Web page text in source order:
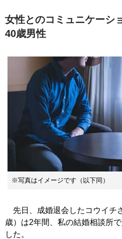
女性とのコミュニケーシ
40歳男性
※写真はイメージです（以下同）
先日、成婚退会したコウイチ
歳）は2年間、私の結婚相談所
した。